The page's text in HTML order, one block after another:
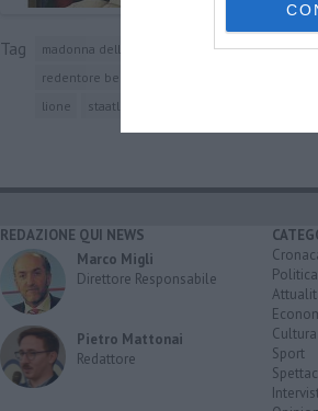
Tag madonna della melagrana sandro botticelli
redentore benedicente tra quattro apostoli
lione
staatliche museen
REDAZIONE QUI NEWS
Marco Migli
Direttore Responsabile
Pietro Mattonai
Redattore
Politica
Cultura
Sport